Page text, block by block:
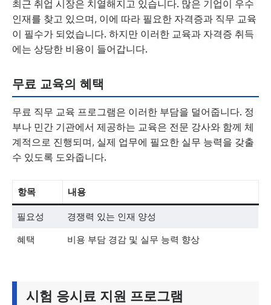
최근 취업 시장은 치열해지고 있습니다. 많은 기업이 우수
인재를 찾고 있으며, 이에 따라 필요한 자격증과 직무 교육
이 필수가 되었습니다. 하지만 이러한 교육과 자격증 취득
에는 상당한 비용이 들어갑니다.
무료 교육의 혜택
무료 직무 교육 프로그램은 이러한 부담을 덜어줍니다. 정
부나 민간 기관에서 제공하는 교육은 전문 강사와 함께 체
계적으로 진행되며, 실제 업무에 필요한 실무 능력을 갖출
수 있도록 도와줍니다.
항목 내용
필요성 경쟁력 있는 인재 양성
혜택 비용 부담 경감 및 실무 능력 향상
시험 응시료 지원 프로그램